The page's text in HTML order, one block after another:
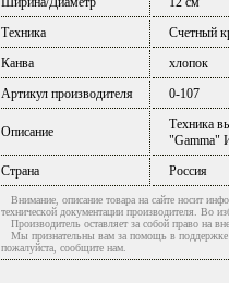
Техника
Счетный
Канва
хлопок
Артикул производителя
0-107
Описание
Техника
"Gamma"
Страна
Россия
Внимание, описание товара на сайте носит
технической документации производителя. Во
Производитель оставляет за собой право на
Мы признательны вам за помощь в поддержке
пожалуйста, сообщите нам.